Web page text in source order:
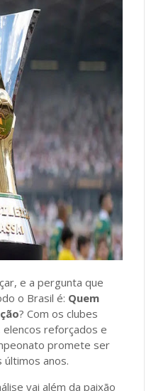
e a pergunta que
o Brasil é: Quem
? Com os clubes
reforçados e
promete ser
anos.
vai além da paixão